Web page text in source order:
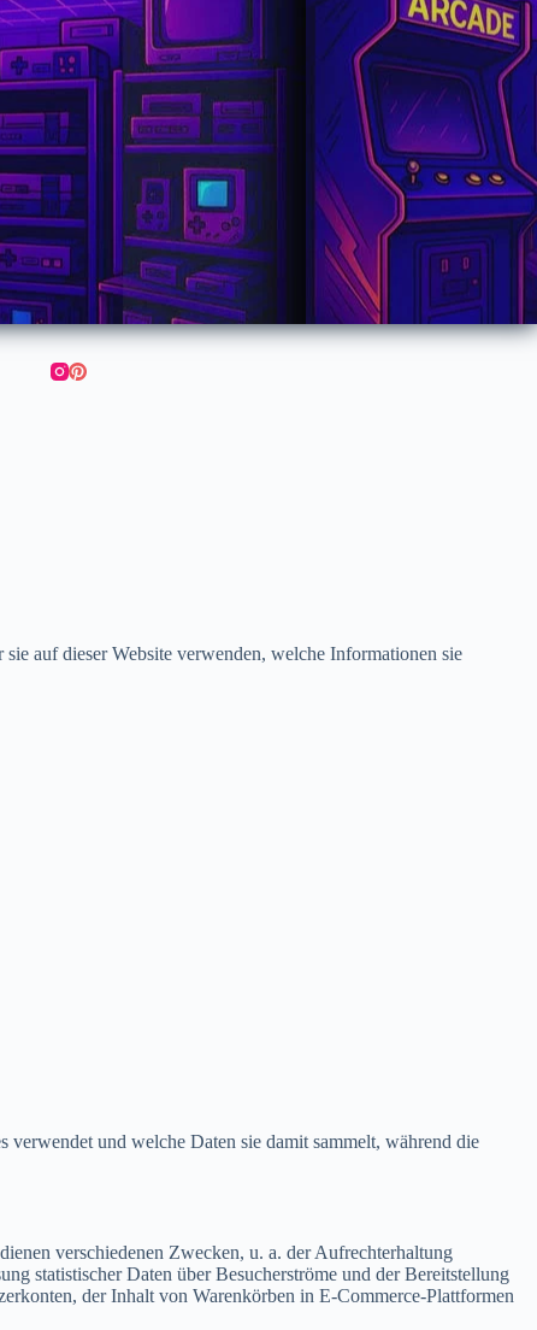
auf dieser Website verwenden, welche Informationen sie
und welche Daten sie damit sammelt, während die
verschiedenen Zwecken, u. a. der Aufrechterhaltung
statistischer Daten über Besucherströme und der Bereitstellung
der Inhalt von Warenkörben in E-Commerce-Plattformen